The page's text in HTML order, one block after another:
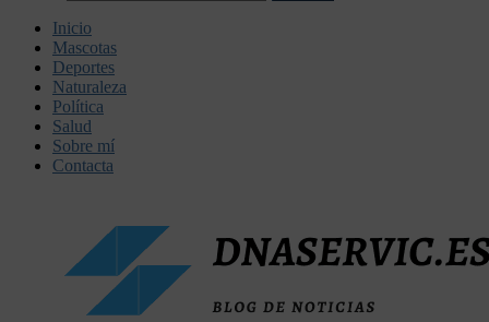
Inicio
Mascotas
Deportes
Naturaleza
Política
Salud
Sobre mí
Contacta